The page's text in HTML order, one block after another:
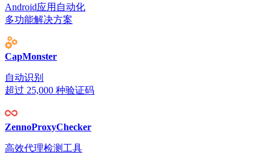
Android应用自动化
多功能解决方案
CapMonster
自动识别
超过 25,000 种验证码
ZennoProxyChecker
高效代理检测工具